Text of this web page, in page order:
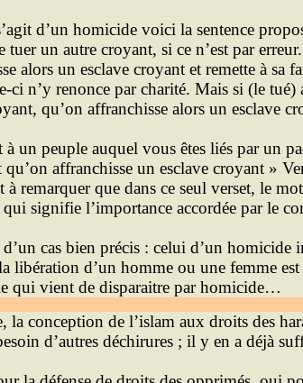
d’un homicide voici la sentence
tuer un autre croyant, si ce n’est par
alors un esclave croyant et remette à sa
ci n’y renonce par charité. Mais si (le
qu’on affranchisse alors un esclave
à un peuple auquel vous êtes liés par un
affranchisse un esclave croyant »
à remarquer que dans ce seul verset, le
signifie l’importance accordée par le
cas bien précis : celui d’un homicide
libération d’un homme ou une femme
qui vient de disparaitre par homicide…
la conception de l’islam aux droits des
d’autres déchirures ; il y en a déjà